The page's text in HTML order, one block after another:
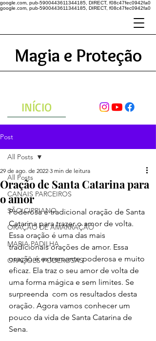
google.com, pub-5900443611344185, DIRECT, f08c47fec0942fa0
google.com, pub-5900443611344185, DIRECT, f08c47fec0942fa0
Magia e Proteção
INÍCIO
Post
All Posts
CANAIS PARCEIROS
SÃO CIPRIANO
ORAÇÃO DE AMARRAÇÃO
MARIA PADILHA
ORAÇÕES PODEROSAS
All Posts
Oração de Santa Catarina para
o amor
29 de ago. de 2022 3 min de leitura
Poderosa e tradicional oração de Santa
Catarina para trazer o amor de volta.
Essa oração é uma das mais
tradicionais orações de amor. Essa
oração é extremante poderosa e muito
eficaz. Ela traz o seu amor de volta de
uma forma mágica e sem limites. Se
surpreenda  com os resultados desta
oração. Agora vamos conhecer um
pouco da vida de Santa Catarina de
Sena.